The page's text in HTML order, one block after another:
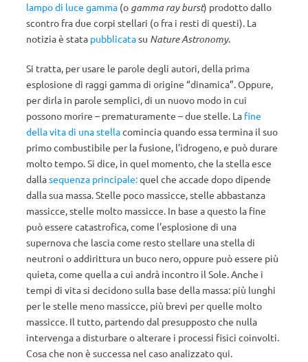
lampo di luce gamma (o gamma ray burst) prodotto dallo
scontro fra due corpi stellari (o fra i resti di questi). La
notizia è stata pubblicatasu Nature Astronomy.
Si tratta, per usare le parole degli autori, della prima
esplosione di raggi gamma di origine “dinamica”. Oppure,
per dirla in parole semplici, di un nuovo modo in cui
possono morire – prematuramente – due stelle. La fine
della vita di una stellacomincia quando essa termina il suo
primo combustibile per la fusione, l’idrogeno, e può durare
molto tempo. Si dice, in quel momento, che la stella esce
dallasequenza principale:quel che accade dopo dipende
dalla sua massa. Stelle poco massicce, stelle abbastanza
massicce, stelle molto massicce. In base a questo la fine
può essere catastrofica, come l’esplosione di una
supernova che lascia come resto stellare una stella di
neutroni o addirittura un buco nero, oppure può essere più
quieta, come quella a cui andrà incontro il Sole. Anche i
tempi di vita si decidono sulla base della massa: più lunghi
per le stelle meno massicce, più brevi per quelle molto
massicce. Il tutto, partendo dal presupposto che nulla
intervenga a disturbare o alterare i processi fisici coinvolti.
Cosa che non è successa nel caso analizzato qui.